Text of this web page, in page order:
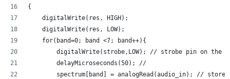
{
    digitalWrite(res, HIGH);
    digitalWrite(res, LOW);
    for(band=0; band <7; band++){
digitalWrite(strobe,LOW); // strobe pin on the
        delayMicroseconds(50); //
spectrum[band] = analogRead(audio_in); // store